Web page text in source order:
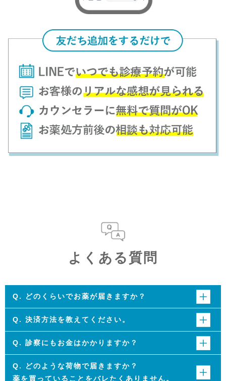
よくある質問
Q. どのくらいでお薬が届きますか？
通常、決済完了当日もしくは翌日に発送し、1～3日（配送地
域による）でお届けいたします。 なるべく早い発送を心がけて
おりますが、天候や交通状況により遅れが発生する場合がござ
いますのでご了承ください。
Q. 決済⽅法を教えてください。
クレジットカード決済（Visa、Mastercard、American
Express、JCB、Diners Club、Discover）、銀⾏振込、代金引
換で決済可能です。詳しくはお問い合わせください。
Q. 診察にもお⾦はかかりますか？
診察代はお薬の⾦額に含まれております。 診察代のみ余分
に請求されることはありませんので、ご安⼼ください。
Q. どのような荷物で届きますか？
薬を買っていることをバレたくありません。